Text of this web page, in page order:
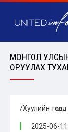
МОНГОЛ
ОРУУЛАХ
/Хуулийн
2025-06-11